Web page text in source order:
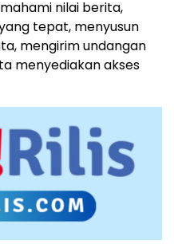
nilai berita,
tepat, menyusun
mengirim undangan
menyediakan akses